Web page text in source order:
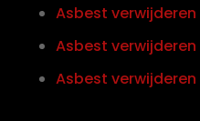
Asbest
Asbest
Asbest verwijderen